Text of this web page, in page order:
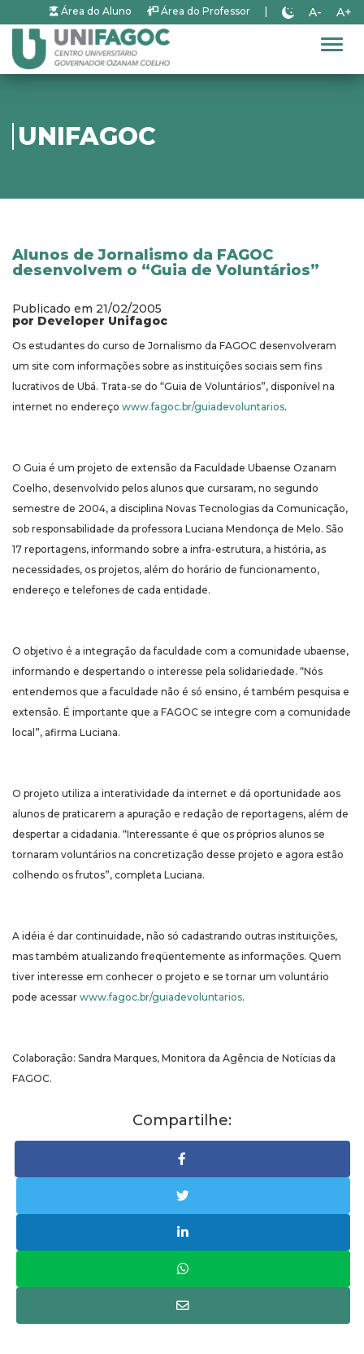
Área do Aluno Área do Professor A- A+
UNIFAGOC
Alunos de Jornalismo da FAGOC
desenvolvem o “Guia de Voluntários”
Publicado em 21/02/2005
por Developer Unifagoc
Os estudantes do curso de Jornalismo da FAGOC desenvolveram
um site com informações sobre as instituições sociais sem fins
lucrativos de Ubá. Trata-se do “Guia de Voluntários”, disponível na
internet no endereço www.fagoc.br/guiadevoluntarios.
O Guia é um projeto de extensão da Faculdade Ubaense Ozanam
Coelho, desenvolvido pelos alunos que cursaram, no segundo
semestre de 2004, a disciplina Novas Tecnologias da Comunicação,
sob responsabilidade da professora Luciana Mendonça de Melo. São
17 reportagens, informando sobre a infra-estrutura, a história, as
necessidades, os projetos, além do horário de funcionamento,
endereço e telefones de cada entidade.
O objetivo é a integração da faculdade com a comunidade ubaense,
informando e despertando o interesse pela solidariedade. “Nós
entendemos que a faculdade não é só ensino, é também pesquisa e
extensão. É importante que a FAGOC se integre com a comunidade
local”, afirma Luciana.
O projeto utiliza a interatividade da internet e dá oportunidade aos
alunos de praticarem a apuração e redação de reportagens, além de
despertar a cidadania. “Interessante é que os próprios alunos se
tornaram voluntários na concretização desse projeto e agora estão
colhendo os frutos”, completa Luciana.
A idéia é dar continuidade, não só cadastrando outras instituições,
mas também atualizando freqüentemente as informações. Quem
tiver interesse em conhecer o projeto e se tornar um voluntário
pode acessar www.fagoc.br/guiadevoluntarios.
Colaboração: Sandra Marques, Monitora da Agência de Notícias da
FAGOC.
Compartilhe: